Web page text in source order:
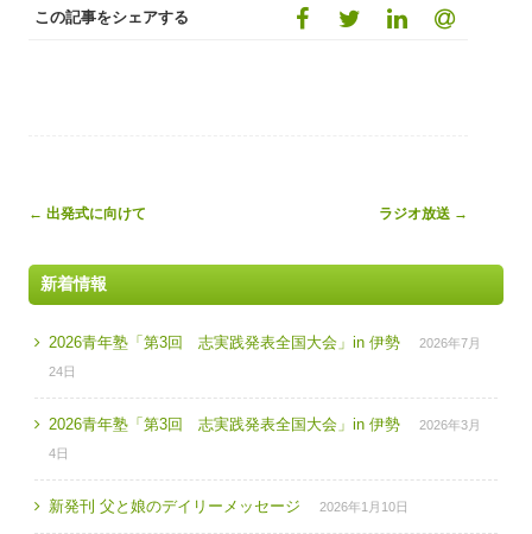
この記事をシェアする
Post
← 出発式に向けて ラジオ放送 →
新着情報
2026青年塾「第3回 志実践発表全国大会」in 伊勢
2026年7月
24日
2026青年塾「第3回 志実践発表全国大会」in 伊勢
2026年3月
4日
新発刊 父と娘のデイリーメッセージ 2026年1月10日